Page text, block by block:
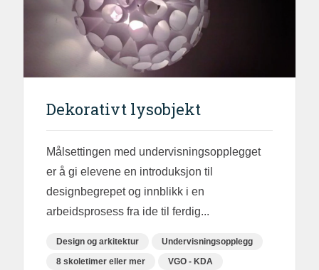
Dekorativt lysobjekt
Målsettingen med undervisningsopplegget
er å gi elevene en introduksjon til
designbegrepet og innblikk i en
arbeidsprosess fra ide til ferdig...
Design og arkitektur
Undervisningsopplegg
8 skoletimer eller mer
VGO - KDA